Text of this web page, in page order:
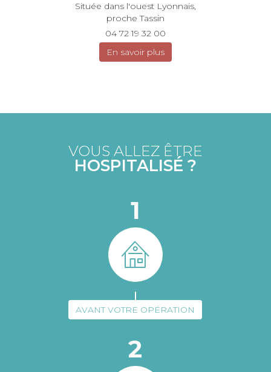
Située dans l'ouest Lyonnais,
proche Tassin
04 72 19 32 00
En savoir plus
VOUS ALLEZ ÊTRE
HOSPITALISÉ ?
1
AVANT VOTRE OPÉRATION
2